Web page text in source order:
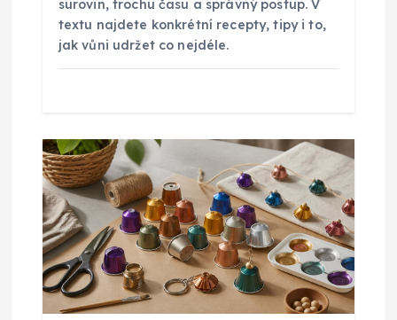
k
surovin, trochu času a správný postup. V
textu najdete konkrétní recepty, tipy i to,
jak vůni udržet co nejdéle.